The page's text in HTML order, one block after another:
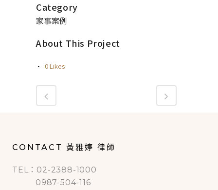
Category
家事案例
About This Project
0Likes
CONTACT 黃雅婷 律師
TEL：02-2388-1000
0987-504-116